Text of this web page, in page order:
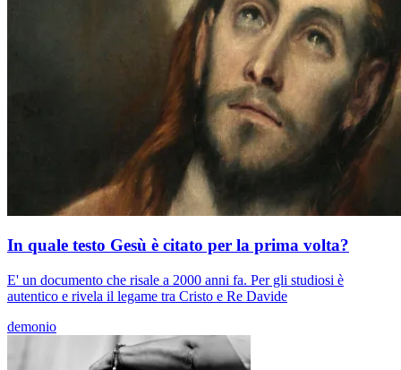
In quale testo Gesù è citato per la prima volta?
E' un documento che risale a 2000 anni fa. Per gli studiosi è
autentico e rivela il legame tra Cristo e Re Davide
demonio